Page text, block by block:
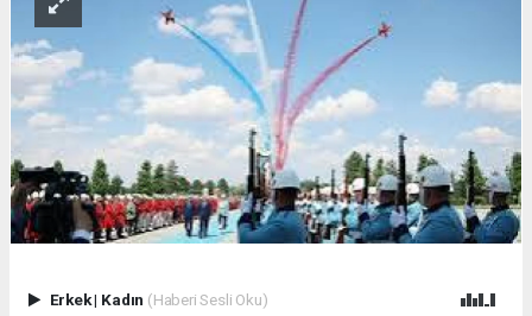
Erkek| Kadın (Haberi Sesli Oku)